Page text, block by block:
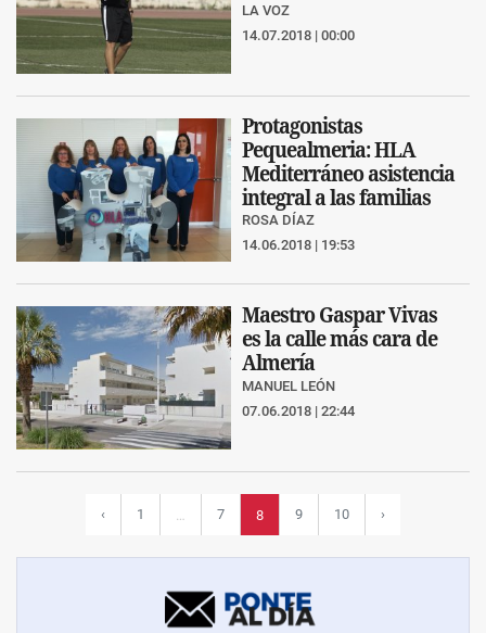
LA VOZ
14.07.2018 | 00:00
Protagonistas
Pequealmeria: HLA
Mediterráneo asistencia
integral a las familias
ROSA DÍAZ
14.06.2018 | 19:53
Maestro Gaspar Vivas
es la calle más cara de
Almería
MANUEL LEÓN
07.06.2018 | 22:44
‹ 1 7 8 9 10 ›